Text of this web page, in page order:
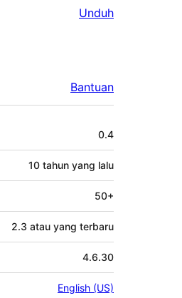
Unduh
Bantuan
0.4
10 tahun yang lalu
50+
2.3 atau yang terbaru
4.6.30
English (US)